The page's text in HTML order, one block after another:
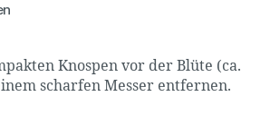
Knospen vor der Blüte (ca.
scharfen Messer entfernen.